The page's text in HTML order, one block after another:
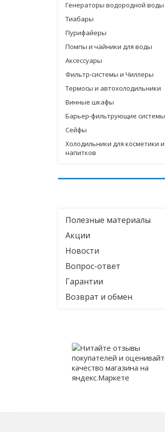
Генераторы водородной воды
Тиабары
Пурифайеры
Помпы и чайники для воды
Аксессуары
Фильтр-системы и Чиллеры
Термосы и автохолодильники
Винные шкафы
Барьер-фильтрующие системы
Сейфы
Холодильники для косметики и
напитков
Полезные материалы
Акции
Новости
Вопрос-ответ
Гарантии
Возврат и обмен